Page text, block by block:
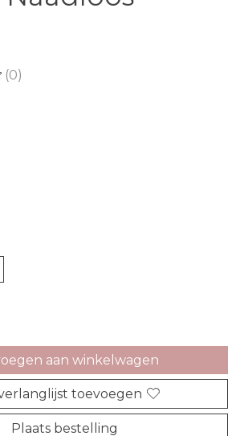
dit product is
(0)
aan winkelwagen
toevoegen
Plaats bestelling